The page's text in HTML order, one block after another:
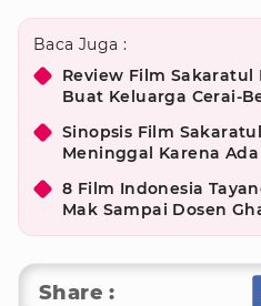
Baca Juga :
Review Film Sakaratul
Buat Keluarga Cerai-
Sinopsis Film
Meninggal Karena
8 Film Indonesia
Mak Sampai Dosen
Share :